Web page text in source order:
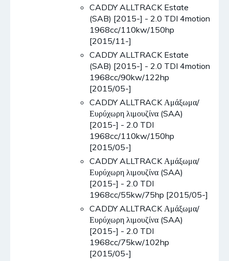
CADDY ALLTRACK Estate
(SAB) [2015-] - 2.0 TDI 4motion
1968cc/110kw/150hp
[2015/11-]
CADDY ALLTRACK Estate
(SAB) [2015-] - 2.0 TDI 4motion
1968cc/90kw/122hp
[2015/05-]
CADDY ALLTRACK Αμάξωμα/
Ευρύχωρη λιμουζίνα (SAA)
[2015-] - 2.0 TDI
1968cc/110kw/150hp
[2015/05-]
CADDY ALLTRACK Αμάξωμα/
Ευρύχωρη λιμουζίνα (SAA)
[2015-] - 2.0 TDI
1968cc/55kw/75hp [2015/05-]
CADDY ALLTRACK Αμάξωμα/
Ευρύχωρη λιμουζίνα (SAA)
[2015-] - 2.0 TDI
1968cc/75kw/102hp
[2015/05-]